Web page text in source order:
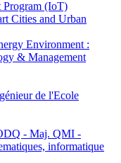
Program (IoT)
Cities and Urban
Environment :
& Management
de l'Ecole
- Maj. QMI -
informatique